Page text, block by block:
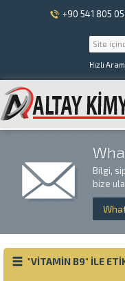
+90 541 805
Hızlı
Bilgi,
bize
"VITAMIN B9" ILE